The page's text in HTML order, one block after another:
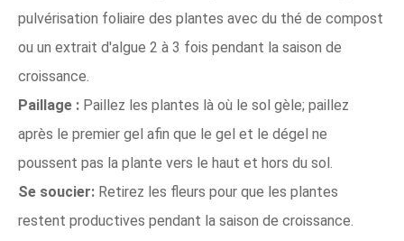
pulvérisation foliaire des plantes avec du thé de compost
ou un extrait d'algue 2 à 3 fois pendant la saison de
croissance.
Paillage : Paillez les plantes là où le sol gèle; paillez
après le premier gel afin que le gel et le dégel ne
poussent pas la plante vers le haut et hors du sol.
Se soucier: Retirez les fleurs pour que les plantes
restent productives pendant la saison de croissance.